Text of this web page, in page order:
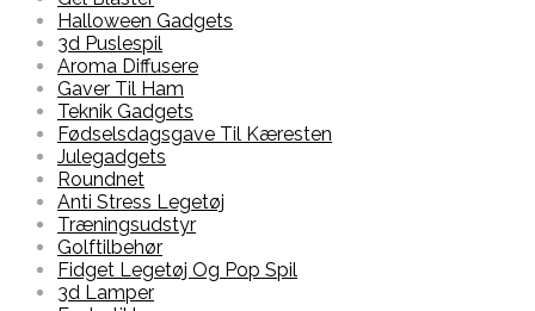
Halloween Gadgets
3d Puslespil
Aroma Diffusere
Gaver Til Ham
Teknik Gadgets
Fødselsdagsgave Til Kæresten
Julegadgets
Roundnet
Anti Stress Legetøj
Træningsudstyr
Golftilbehør
Fidget Legetøj Og Pop Spil
3d Lamper